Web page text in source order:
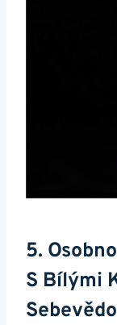
5.
S Bílými